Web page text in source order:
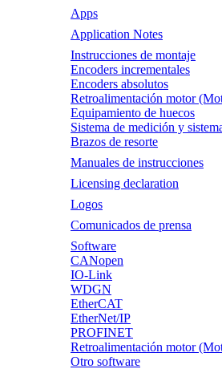
Apps
Application Notes
Instrucciones de montaje
Encoders incrementales
Encoders absolutos
Retroalimentación motor
Equipamiento de huecos
Sistema de medición y
Brazos de resorte
Manuales de instrucciones
Licensing declaration
Logos
Comunicados de prensa
Software
CANopen
IO-Link
WDGN
EtherCAT
EtherNet/IP
PROFINET
Retroalimentación motor
Otro software